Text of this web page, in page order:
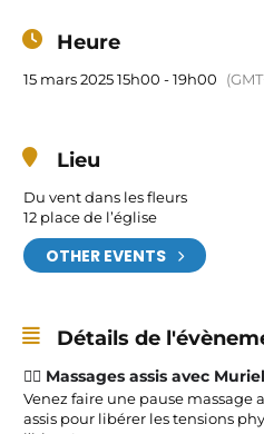
Heure
15 mars 2025 15h00 - 19h00
Lieu
Du vent dans les fleurs
12 place de l’église
OTHER EVENTS
Détails de
💆‍♀️ Massages assis avec
Venez faire une pause massage
assis pour libérer les tensions